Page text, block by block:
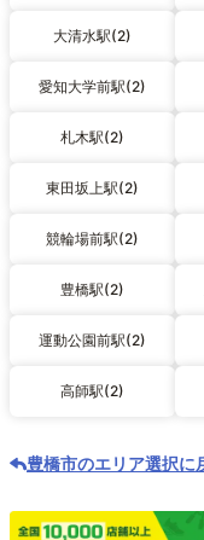
大清水駅(2)
愛知大学前駅(2)
札木駅(2)
東田坂上駅(2)
競輪場前駅(2)
豊橋駅(2)
運動公園前駅(2)
高師駅(2)
豊橋市のエリア選択に